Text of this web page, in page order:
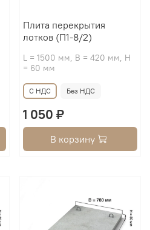
Плита перекрытия
лотков (П1-8/2)
L = 1500 мм, B = 420 мм, H
= 60 мм
С НДС Без НДС
1 050 ₽
В корзину